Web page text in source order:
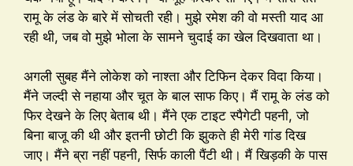
रामू के लंड के बारे में सोचती रही। मुझे रमेश की वो मस्ती याद आ
रही थी, जब वो मुझे भोला के सामने चुदाई का खेल दिखवाता था।
अगली सुबह मैंने लोकेश को नाश्ता और टिफिन देकर विदा किया।
मैंने जल्दी से नहाया और चूत के बाल साफ किए। मैं रामू के लंड को
फिर देखने के लिए बेताब थी। मैंने एक टाइट स्पैगेटी पहनी, जो
बिना बाजू की थी और इतनी छोटी कि झुकते ही मेरी गांड दिख
जाए। मैंने ब्रा नहीं पहनी, सिर्फ काली पैंटी थी। मैं खिड़की के पास